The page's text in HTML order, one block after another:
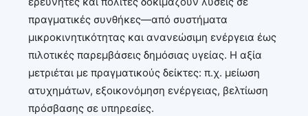
πραγματικές συνθήκες—από συστήματα
μικροκινητικότητας και ανανεώσιμη ενέργεια έως
πιλοτικές παρεμβάσεις δημόσιας υγείας. Η αξία
μετριέται με πραγματικούς δείκτες: π.χ. μείωση
ατυχημάτων, εξοικονόμηση ενέργειας, βελτίωση
πρόσβασης σε υπηρεσίες.